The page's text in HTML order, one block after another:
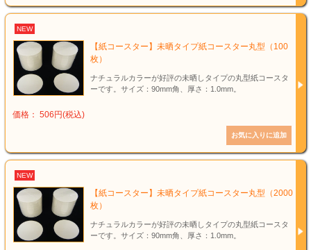
NEW
【紙コースター】未晒タイプ紙コースター丸型（100
枚）
ナチュラルカラーが好評の未晒しタイプの丸型紙コースタ
ーです。サイズ：90mm角、厚さ：1.0mm。
価格： 506円(税込)
NEW
【紙コースター】未晒タイプ紙コースター丸型（2000
枚）
ナチュラルカラーが好評の未晒しタイプの丸型紙コースタ
ーです。サイズ：90mm角、厚さ：1.0mm。